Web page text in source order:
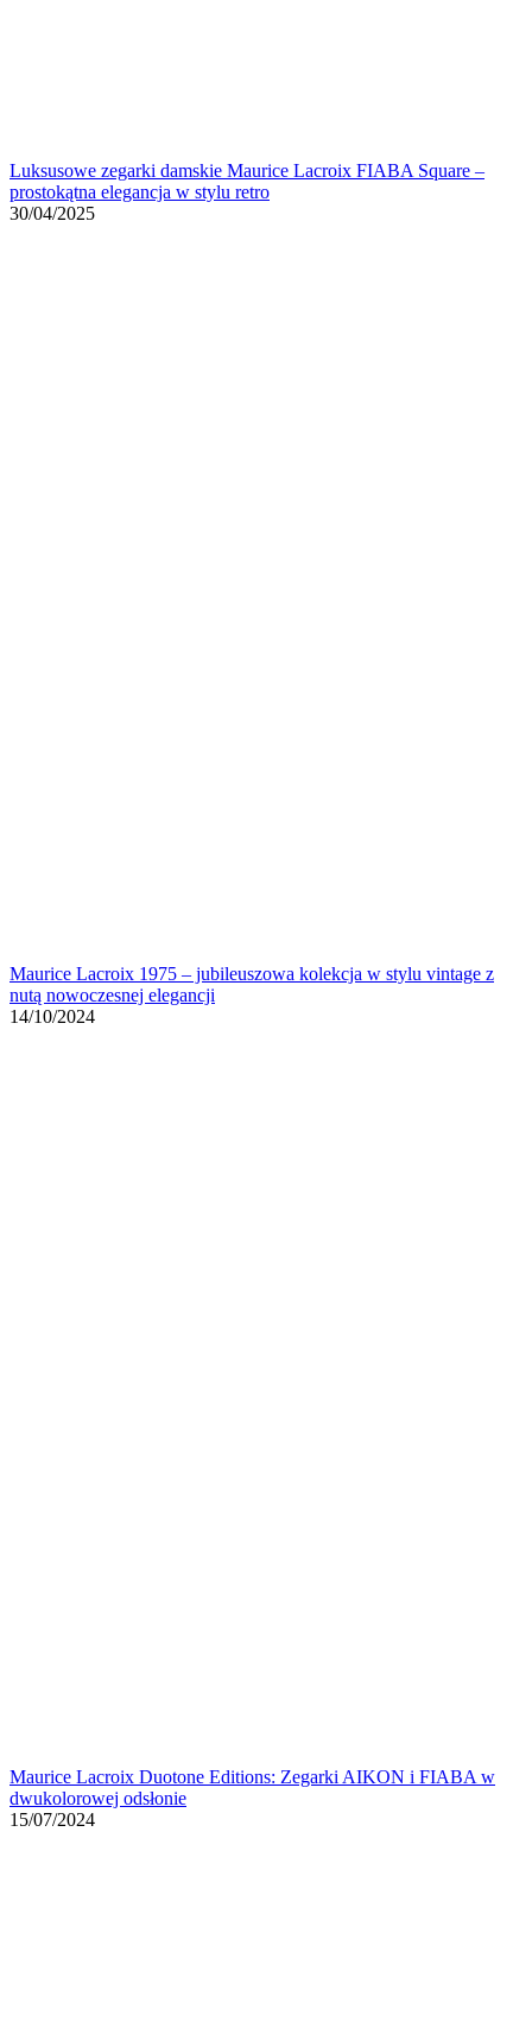
Luksusowe zegarki damskie Maurice Lacroix FIABA Square –
prostokątna elegancja w stylu retro
30/04/2025
Maurice Lacroix 1975 – jubileuszowa kolekcja w stylu vintage z
nutą nowoczesnej elegancji
14/10/2024
Maurice Lacroix Duotone Editions: Zegarki AIKON i FIABA w
dwukolorowej odsłonie
15/07/2024